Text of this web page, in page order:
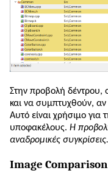
Στην προβολή δέντρου,
και να συμπτυχθούν, αν
Αυτό είναι χρήσιμο
υποφακέλους. Η
αναδρομικές συγκρίσεις.
Image Comparison